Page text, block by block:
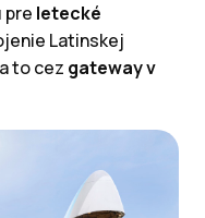
pre letecké
Latinskej
to cez gateway v